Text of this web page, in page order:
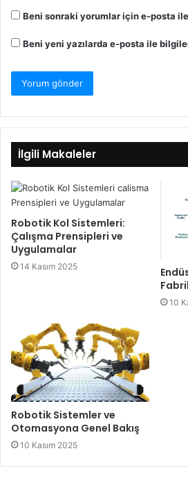
Beni sonraki yorumlar için e-posta
Beni yeni yazılarda e-posta ile
İlgili Makaleler
Robotik Kol Sistemleri:
Çalışma Prensipleri ve
Uygulamalar
14 Kasım 2025
10
Robotik Sistemler ve
Otomasyona Genel Bakış
10 Kasım 2025